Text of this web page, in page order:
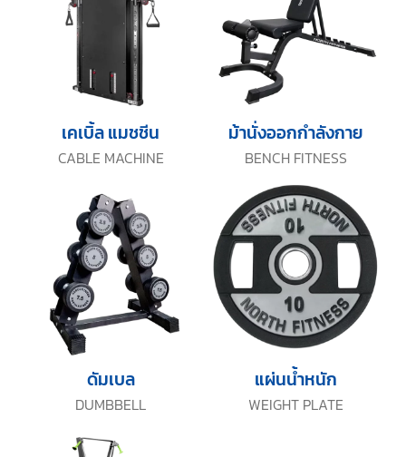
CABLE MACHINE
เคเบิ้ล แมชชีน
BENCH FITNESS
ม้านั่งออกกำลังกาย
DUMBBELL
ดัมเบล
WEIGHT PLATE
แผ่นน้ำหนัก